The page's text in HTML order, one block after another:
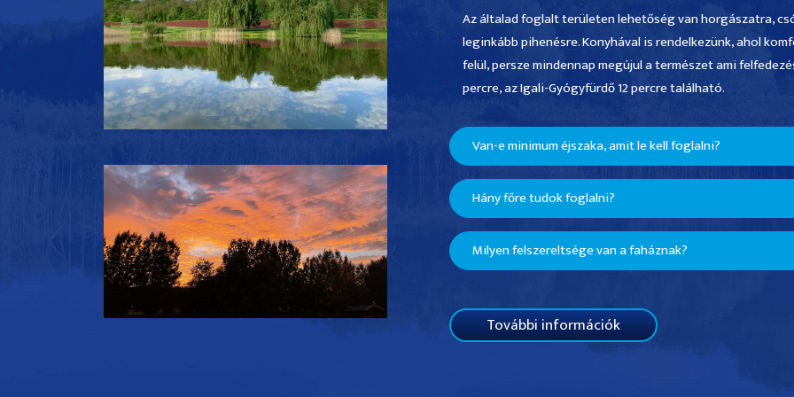
Az általad foglalt területen lehetőség van horgászatra,
leginkább pihenésre. Konyhával is rendelkezünk, ahol
felül, persze mindennap megújul a természet ami
percre, az Igali-Gyógyfürdő 12 percre található.
Van-e minimum éjszaka, amit le kell foglalni?
Minimum 2 éjszakára tudsz foglalni nálunk. Ennyi idő
kapcsolódni.
Hány főre tudok foglalni?
A faház egy légterű, így leginkább 2 felnőtt vagy 2 felnőtt
foglalás során 2 fő (+2 fő) kiválasztására van lehetőség.
Milyen felszereltsége van a faháznak?
zuhanyzó, kézmosó). 1 db. 2 személyes franciaágy és 1 db.
székekkel. Az 1 db. franciaágyhoz 2 db. komplett
További információk